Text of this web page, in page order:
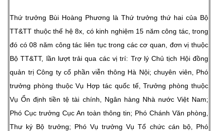
Thứ trưởng Bùi Hoàng Phương là Thứ trưởng thứ hai của Bộ
TT&TT thuộc thế hệ 8x, có kinh nghiệm 15 năm công tác, trong
đó có 08 năm công tác liên tục trong các cơ quan, đơn vị thuộc
Bộ TT&TT, lần lượt trải qua các vị trí: Trợ lý Chủ tịch Hội đồng
quản trị Công ty cổ phần viễn thông Hà Nội; chuyên viên, Phó
trưởng phòng thuộc Vụ Hợp tác quốc tế, Trưởng phòng thuộc
Vụ Ổn định tiền tệ tài chính, Ngân hàng Nhà nước Việt Nam;
Phó Cục trưởng Cục An toàn thông tin; Phó Chánh Văn phòng,
Thư ký Bộ trưởng; Phó Vụ trưởng Vụ Tổ chức cán bộ, Phó